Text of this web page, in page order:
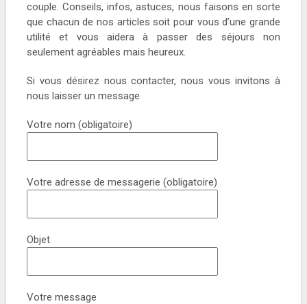
couple. Conseils, infos, astuces, nous faisons en sorte
que chacun de nos articles soit pour vous d’une grande
utilité et vous aidera à passer des séjours non
seulement agréables mais heureux.
Si vous désirez nous contacter, nous vous invitons à
nous laisser un message
Votre nom (obligatoire)
Votre adresse de messagerie (obligatoire)
Objet
Votre message